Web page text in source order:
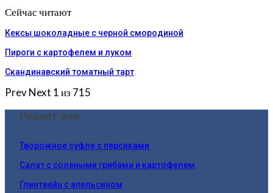
Сейчас читают
Кексы шоколадные с черной смородиной
Пироги c картофелем и луком
Скандинавский томатный тарт
PrevNext 1 из 715
Рецепт дня:
Творожное суфле с персиками
Салат с солеными грибами и картофелем
Глинтвейн с апельсином